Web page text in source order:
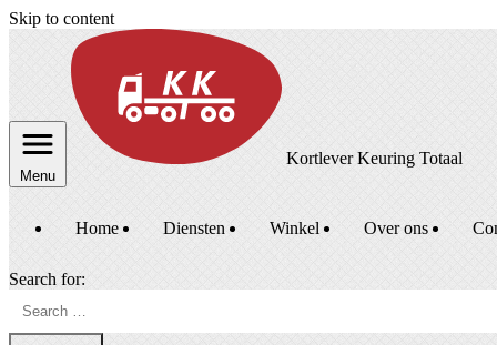
Skip to content
Menu
Kortlever Keuring Totaal
Home Diensten Winkel Over ons
Search for: